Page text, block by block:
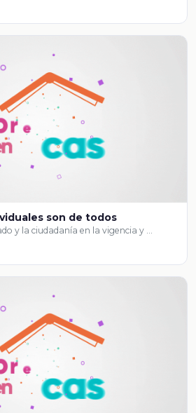
son de todos
y la ciudadanía en la vigencia y …